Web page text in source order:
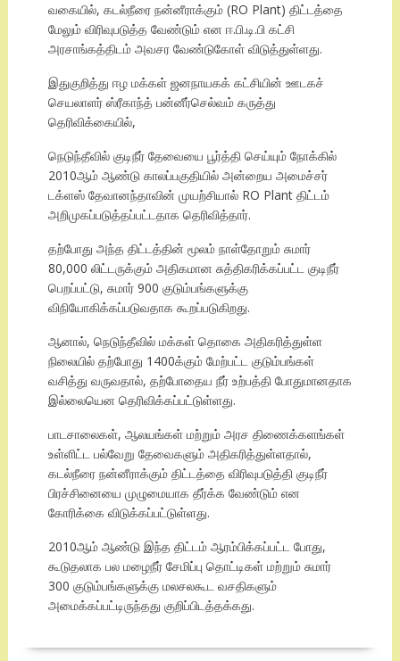
வகையில், கடல்நீரை நன்னீராக்கும் (RO Plant) திட்டத்தை
மேலும் விரிவுபடுத்த வேண்டும் என ஈ.பி.டி.பி கட்சி
அரசாங்கத்திடம் அவசர வேண்டுகோள் விடுத்துள்ளது.
இதுகுறித்து ஈழ மக்கள் ஜனநாயகக் கட்சியின் ஊடகச்
செயலாளர் ஸ்ரீகாந்த் பன்னீர்செல்வம் கருத்து
தெரிவிக்கையில்,
நெடுந்தீவில் குடிநீர் தேவையை பூர்த்தி செய்யும் நோக்கில்
2010ஆம் ஆண்டு காலப்பகுதியில் அன்றைய அமைச்சர்
டக்ளஸ் தேவானந்தாவின் முயற்சியால் RO Plant திட்டம்
அறிமுகப்படுத்தப்பட்டதாக தெரிவித்தார்.
தற்போது அந்த திட்டத்தின் மூலம் நாள்தோறும் சுமார்
80,000 லிட்டருக்கும் அதிகமான சுத்திகரிக்கப்பட்ட குடிநீர்
பெறப்பட்டு, சுமார் 900 குடும்பங்களுக்கு
விநியோகிக்கப்படுவதாக கூறப்படுகிறது.
ஆனால், நெடுந்தீவில் மக்கள் தொகை அதிகரித்துள்ள
நிலையில் தற்போது 1400க்கும் மேற்பட்ட குடும்பங்கள்
வசித்து வருவதால், தற்போதைய நீர் உற்பத்தி போதுமானதாக
இல்லையென தெரிவிக்கப்பட்டுள்ளது.
பாடசாலைகள், ஆலயங்கள் மற்றும் அரச திணைக்களங்கள்
உள்ளிட்ட பல்வேறு தேவைகளும் அதிகரித்துள்ளதால்,
கடல்நீரை நன்னீராக்கும் திட்டத்தை விரிவுபடுத்தி குடிநீர்
பிரச்சினையை முழுமையாக தீர்க்க வேண்டும் என
கோரிக்கை விடுக்கப்பட்டுள்ளது.
2010ஆம் ஆண்டு இந்த திட்டம் ஆரம்பிக்கப்பட்ட போது,
கூடுதலாக பல மழைநீர் சேமிப்பு தொட்டிகள் மற்றும் சுமார்
300 குடும்பங்களுக்கு மலசலகூட வசதிகளும்
அமைக்கப்பட்டிருந்தது குறிப்பிடத்தக்கது.